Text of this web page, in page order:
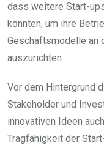
dass weitere Start-
könnten, um ihre
Geschäftsmodelle an
auszurichten.
Vor dem Hintergrund
Stakeholder und
innovativen Ideen
Tragfähigkeit der